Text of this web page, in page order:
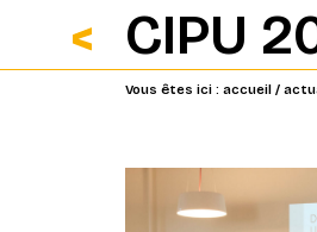
CIPU
Vous êtes ici : accueil /